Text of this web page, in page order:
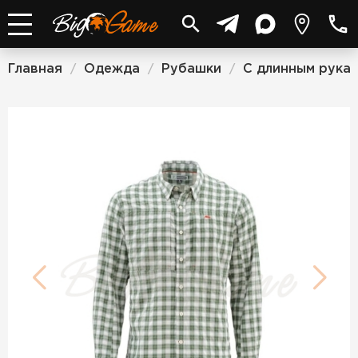
Главная / Одежда / Рубашки / С длинным